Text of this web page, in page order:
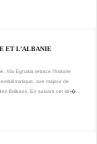
ET L’ALBANIE
Via Egnatia retrace l’histoire
axe majeur de
Balkans. En suivant cet itin�...